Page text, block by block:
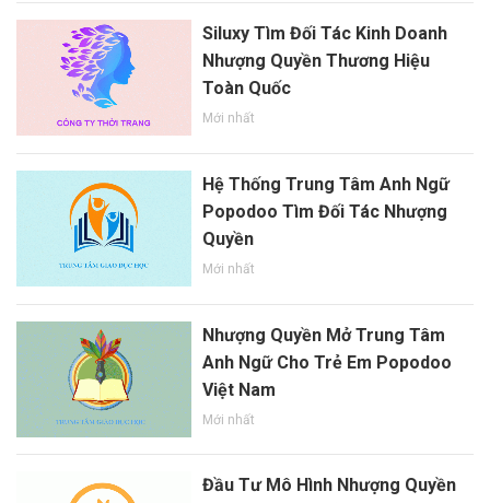
Siluxy Tìm Đối Tác Kinh Doanh
Nhượng Quyền Thương Hiệu
Toàn Quốc
Mới nhất
Hệ Thống Trung Tâm Anh Ngữ
Popodoo Tìm Đối Tác Nhượng
Quyền
Mới nhất
Nhượng Quyền Mở Trung Tâm
Anh Ngữ Cho Trẻ Em Popodoo
Việt Nam
Mới nhất
Đầu Tư Mô Hình Nhượng Quyền